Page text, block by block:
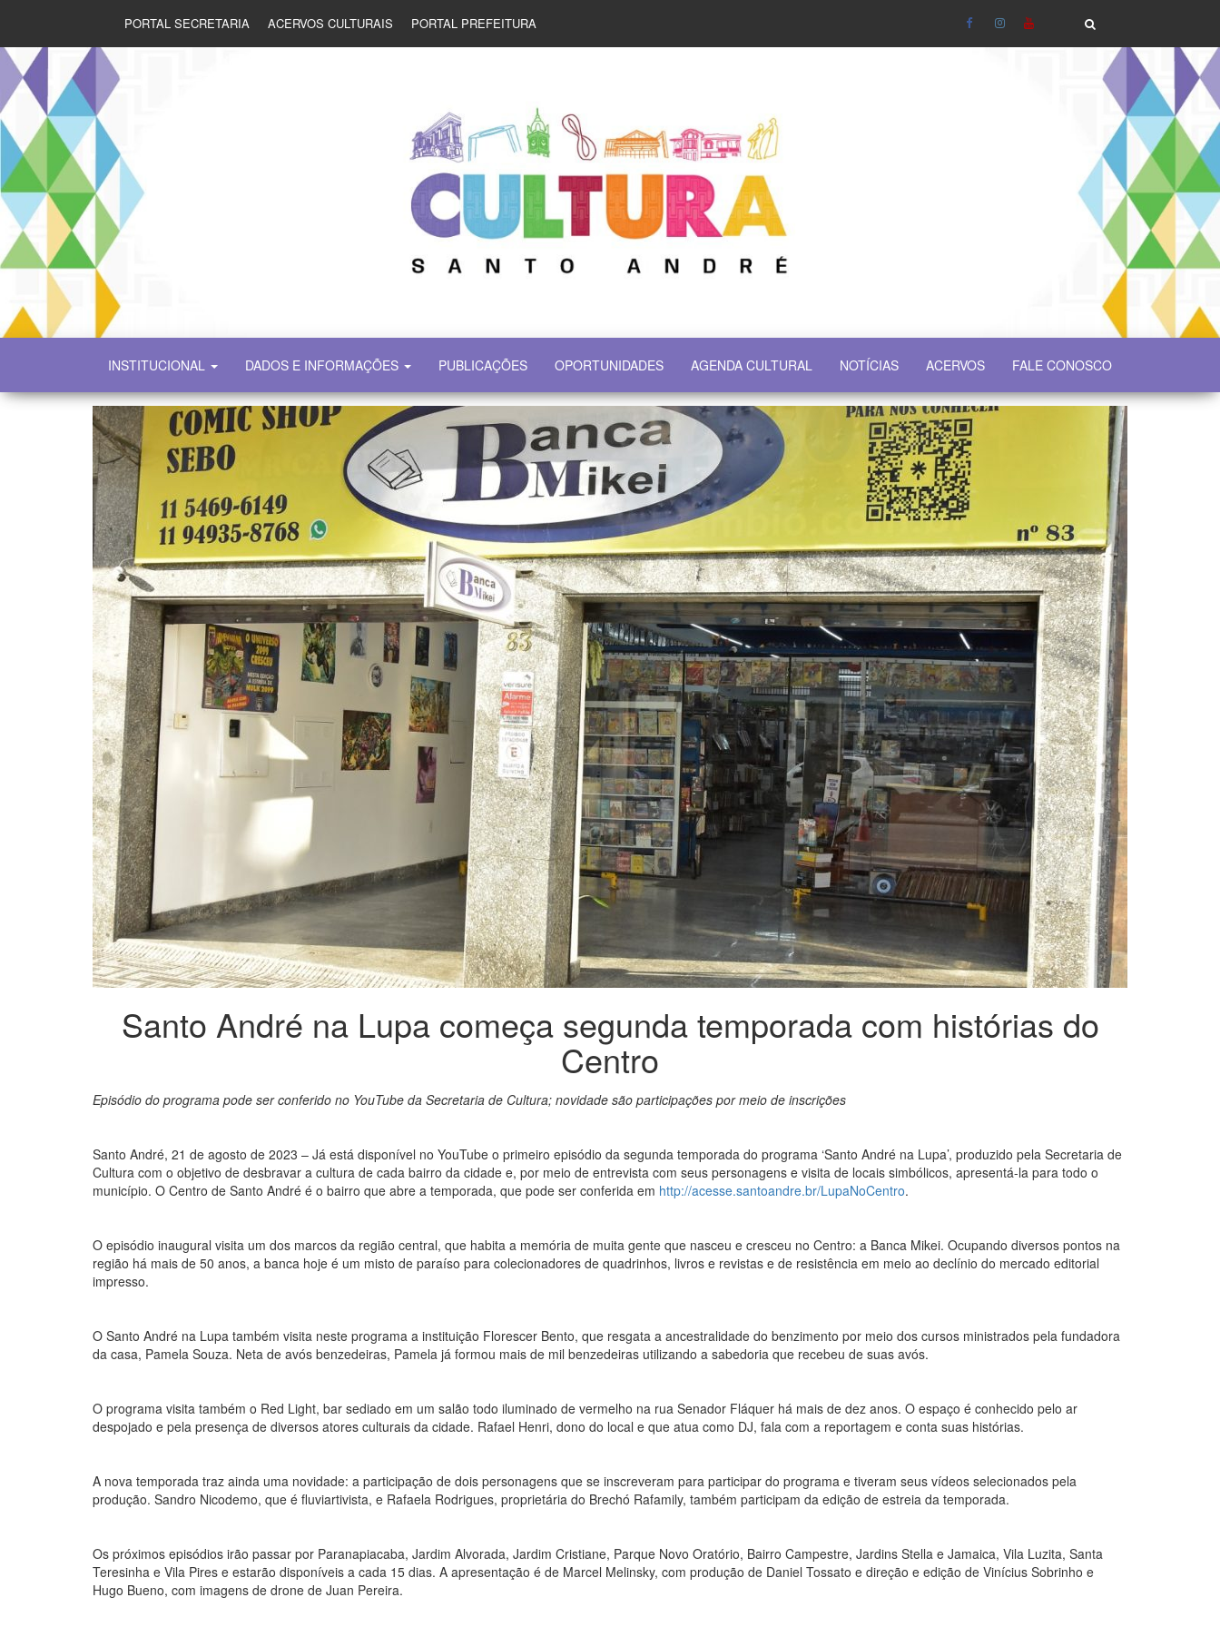
PORTAL SECRETARIA ACERVOS CULTURAIS PORTAL PREFEITURA
SECULT
INSTITUCIONAL DADOS E INFORMAÇÕES PUBLICAÇÕES OPORTUNIDADES AGENDA CULTURAL NOTÍCIAS ACERVOS FALE CONOSCO
Santo André na Lupa começa segunda temporada com histórias do
Centro
Episódio do programa pode ser conferido no YouTube da Secretaria de Cultura; novidade são participações por meio de inscrições
Santo André, 21 de agosto de 2023 – Já está disponível no YouTube o primeiro episódio da segunda temporada do programa ‘Santo André na Lupa’, produzido pela Secretaria de
Cultura com o objetivo de desbravar a cultura de cada bairro da cidade e, por meio de entrevista com seus personagens e visita de locais simbólicos, apresentá-la para todo o
município. O Centro de Santo André é o bairro que abre a temporada, que pode ser conferida em http://acesse.santoandre.br/LupaNoCentro.
O episódio inaugural visita um dos marcos da região central, que habita a memória de muita gente que nasceu e cresceu no Centro: a Banca Mikei. Ocupando diversos pontos na
região há mais de 50 anos, a banca hoje é um misto de paraíso para colecionadores de quadrinhos, livros e revistas e de resistência em meio ao declínio do mercado editorial
impresso.
O Santo André na Lupa também visita neste programa a instituição Florescer Bento, que resgata a ancestralidade do benzimento por meio dos cursos ministrados pela fundadora
da casa, Pamela Souza. Neta de avós benzedeiras, Pamela já formou mais de mil benzedeiras utilizando a sabedoria que recebeu de suas avós.
O programa visita também o Red Light, bar sediado em um salão todo iluminado de vermelho na rua Senador Fláquer há mais de dez anos. O espaço é conhecido pelo ar
despojado e pela presença de diversos atores culturais da cidade. Rafael Henri, dono do local e que atua como DJ, fala com a reportagem e conta suas histórias.
A nova temporada traz ainda uma novidade: a participação de dois personagens que se inscreveram para participar do programa e tiveram seus vídeos selecionados pela
produção. Sandro Nicodemo, que é fluviartivista, e Rafaela Rodrigues, proprietária do Brechó Rafamily, também participam da edição de estreia da temporada.
Os próximos episódios irão passar por Paranapiacaba, Jardim Alvorada, Jardim Cristiane, Parque Novo Oratório, Bairro Campestre, Jardins Stella e Jamaica, Vila Luzita, Santa
Teresinha e Vila Pires e estarão disponíveis a cada 15 dias. A apresentação é de Marcel Melinsky, com produção de Daniel Tossato e direção e edição de Vinícius Sobrinho e
Hugo Bueno, com imagens de drone de Juan Pereira.